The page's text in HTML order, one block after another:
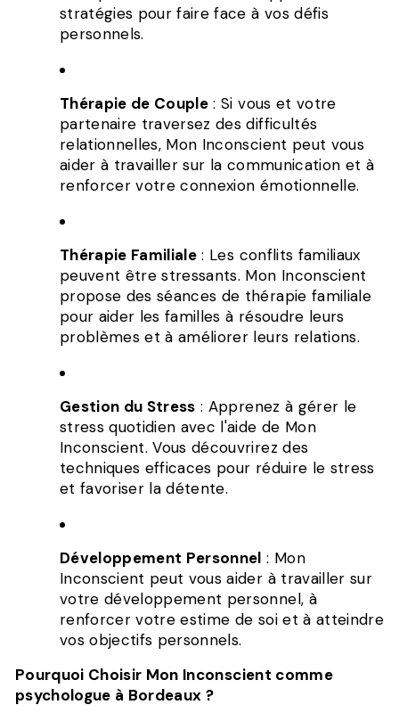
stratégies pour faire face à vos défis
personnels.
Thérapie de Couple : Si vous et votre
partenaire traversez des difficultés
relationnelles, Mon Inconscient peut vous
aider à travailler sur la communication et à
renforcer votre connexion émotionnelle.
Thérapie Familiale : Les conflits familiaux
peuvent être stressants. Mon Inconscient
propose des séances de thérapie familiale
pour aider les familles à résoudre leurs
problèmes et à améliorer leurs relations.
Gestion du Stress : Apprenez à gérer le
stress quotidien avec l'aide de Mon
Inconscient. Vous découvrirez des
techniques efficaces pour réduire le stress
et favoriser la détente.
Développement Personnel : Mon
Inconscient peut vous aider à travailler sur
votre développement personnel, à
renforcer votre estime de soi et à atteindre
vos objectifs personnels.
Pourquoi Choisir Mon Inconscient comme
psychologue à Bordeaux ?